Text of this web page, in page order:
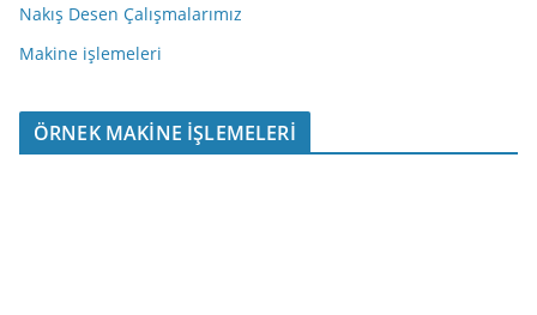
Nakış Desen Çalışmalarımız
Makine işlemeleri
ÖRNEK MAKİNE İŞLEMELERİ